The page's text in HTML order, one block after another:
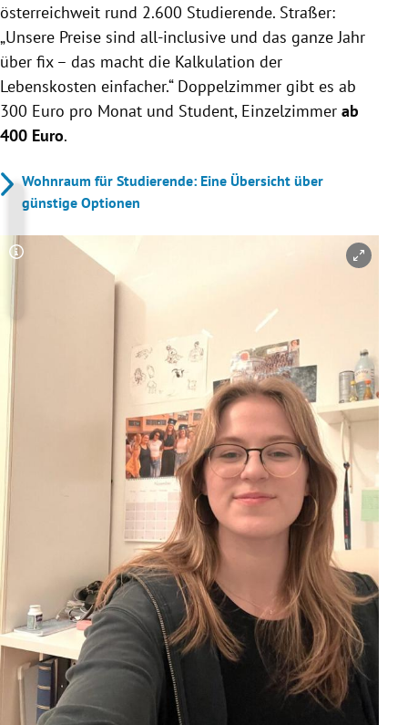
österreichweit rund 2.600 Studierende. Straßer:
„Unsere Preise sind all-inclusive und das ganze Jahr
über fix – das macht die Kalkulation der
Lebenskosten einfacher.“ Doppelzimmer gibt es ab
300 Euro pro Monat und Student, Einzelzimmer ab
400 Euro.
Wohnraum für Studierende: Eine Übersicht über
günstige Optionen
Copyright-Hinweis öffnen/schließen